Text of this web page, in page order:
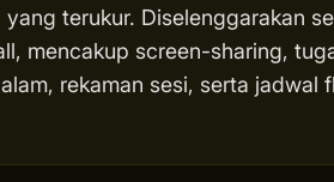
terukur. Diselenggarakan
mencakup screen-sharing,
rekaman sesi, serta jadwal